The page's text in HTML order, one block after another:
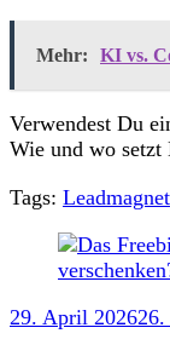
Mehr: KI vs.
Verwendest Du
Wie und wo setzt
Tags: Leadmagnet
Post
29. April 202626.